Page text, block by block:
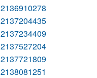
2136910278
2137204435
2137234409
2137527204
2137721809
2138081251